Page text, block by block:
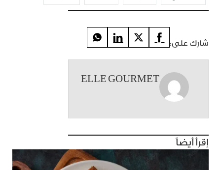
شارك على:
ELLE GOURMET
إقرأ أيضاً